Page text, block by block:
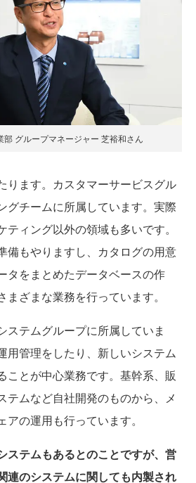
部 グループマネージャー 芝裕和さん
ります。カスタマーサービスグル
グチームに所属しています。実際
ィング以外の領域も多いです。
備もやりますし、カタログの用意
タをまとめたデータベースの作
まざまな業務を行っています。
ステムグループに所属していま
用管理をしたり、新しいシステム
ことが中心業務です。基幹系、販
テムなど自社開発のものから、メ
の運用も行っています。
テムもあるとのことですが、営
連のシステムに関しても内製され